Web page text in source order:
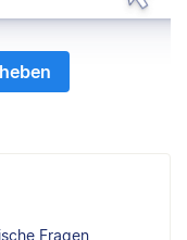
Fragen